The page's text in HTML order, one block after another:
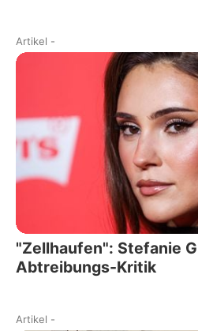
Artikel -
"Zellhaufen": Stefanie
Abtreibungs-Kritik
Artikel -